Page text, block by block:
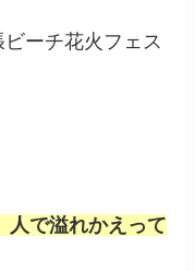
ーチ花火フェス
人で溢れかえって